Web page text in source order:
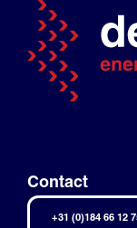
Contact
+31 (0)184 66 12